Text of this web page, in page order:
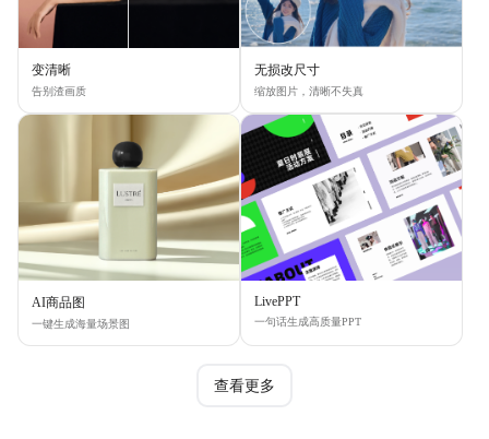
变清晰
告别渣画质
无损改尺寸
缩放图片，清晰不失真
AI商品图
一键生成海量场景图
LivePPT
一句话生成高质量PPT
查看更多